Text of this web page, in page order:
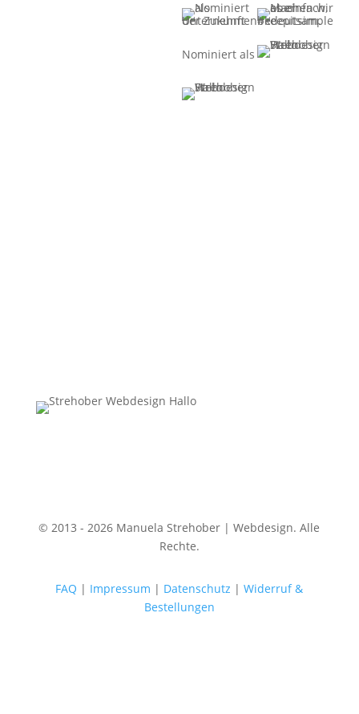
Nominiert als
© 2013 - 2026 Manuela Strehober | Webdesign. Alle
Rechte.
FAQ | Impressum | Datenschutz |Widerruf &
Bestellungen